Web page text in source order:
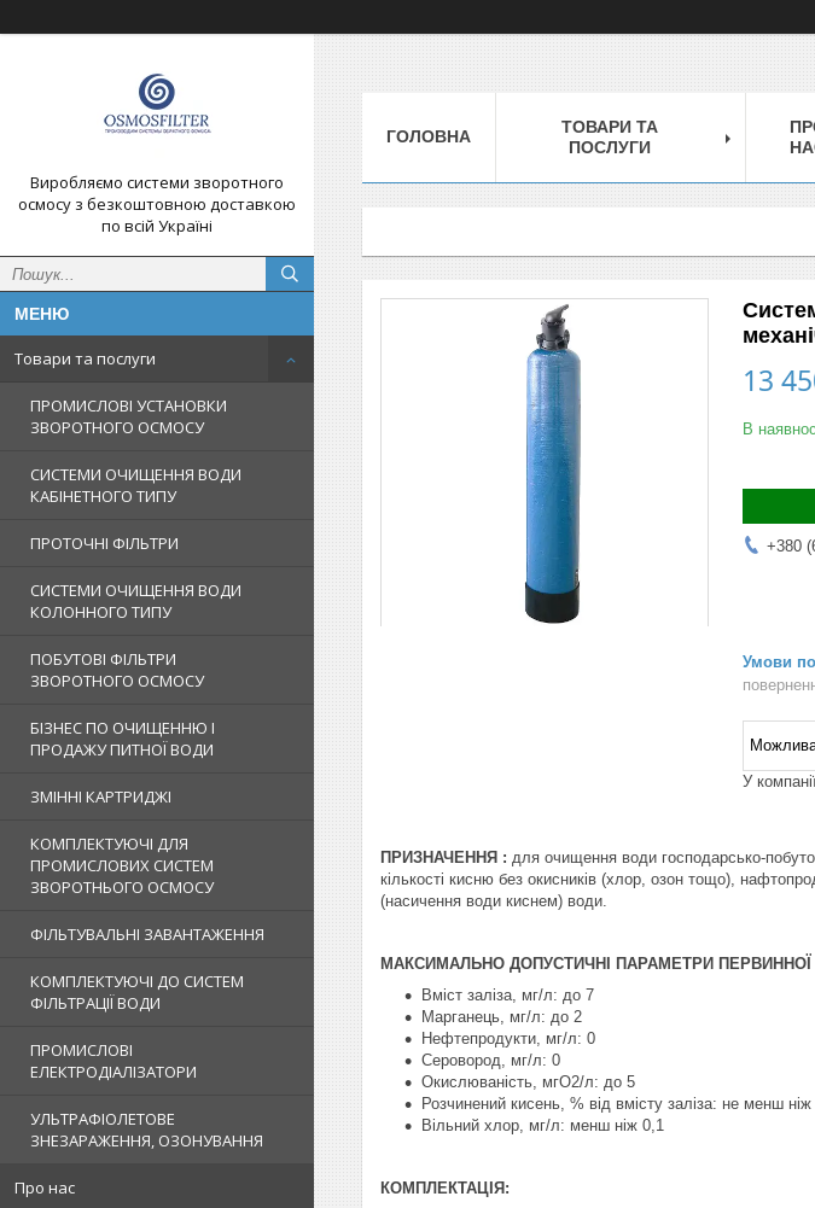
Виробляємо системи зворотного
осмосу з безкоштовною доставкою
по всій Україні
Товари та послуги
ПРОМИСЛОВІ УСТАНОВКИ
ЗВОРОТНОГО ОСМОСУ
СИСТЕМИ ОЧИЩЕННЯ ВОДИ
КАБІНЕТНОГО ТИПУ
ПРОТОЧНІ ФІЛЬТРИ
СИСТЕМИ ОЧИЩЕННЯ ВОДИ
КОЛОННОГО ТИПУ
ПОБУТОВІ ФІЛЬТРИ
ЗВОРОТНОГО ОСМОСУ
БІЗНЕС ПО ОЧИЩЕННЮ І
ПРОДАЖУ ПИТНОЇ ВОДИ
ЗМІННІ КАРТРИДЖІ
КОМПЛЕКТУЮЧІ ДЛЯ
ПРОМИСЛОВИХ СИСТЕМ
ЗВОРОТНЬОГО ОСМОСУ
ФІЛЬТУВАЛЬНІ ЗАВАНТАЖЕННЯ
КОМПЛЕКТУЮЧІ ДО СИСТЕМ
ФІЛЬТРАЦІЇ ВОДИ
ПРОМИСЛОВІ
ЕЛЕКТРОДІАЛІЗАТОРИ
УЛЬТРАФІОЛЕТОВЕ
ЗНЕЗАРАЖЕННЯ, ОЗОНУВАННЯ
Про нас
ГОЛОВНА
ТОВАРИ ТА
ПОСЛУГИ
13
В
+380
У
ПРИЗНАЧЕННЯ : для очищення води господарсько-
кількості кисню без окисників (хлор, озон тощо),
(насичення води киснем) води.
МАКСИМАЛЬНО ДОПУСТИЧНІ ПАРАМЕТРИ
Вміст заліза, мг/л: до 7
Марганець, мг/л: до 2
Нефтепродукти, мг/л: 0
Серовород, мг/л: 0
Окислюваність, мгО2/л: до 5
Розчинений кисень, % від вмісту заліза: не менш
Вільний хлор, мг/л: менш ніж 0,1
КОМПЛЕКТАЦІЯ: